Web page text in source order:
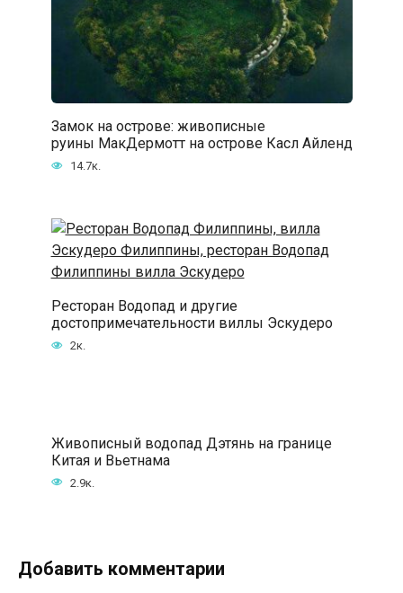
Замок на острове: живописные
руины МакДермотт на острове Касл Айленд
14.7к.
Ресторан Водопад и другие
достопримечательности виллы Эскудеро
2к.
Живописный водопад Дэтянь на границе
Китая и Вьетнама
2.9к.
Добавить комментарии